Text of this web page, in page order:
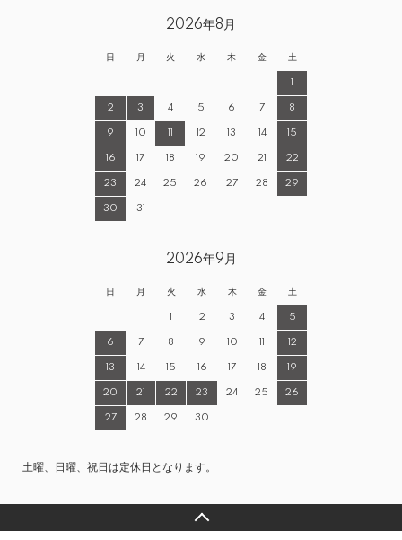
2026年8月
日 月 火 水 木 金 土
1
2 3 4 5 6 7 8
9 10 11 12 13 14 15
16 17 18 19 20 21 22
23 24 25 26 27 28 29
30 31
2026年9月
日 月 火 水 木 金 土
1 2 3 4 5
6 7 8 9 10 11 12
13 14 15 16 17 18 19
20 21 22 23 24 25 26
27 28 29 30
土曜、日曜、祝日は定休日となります。